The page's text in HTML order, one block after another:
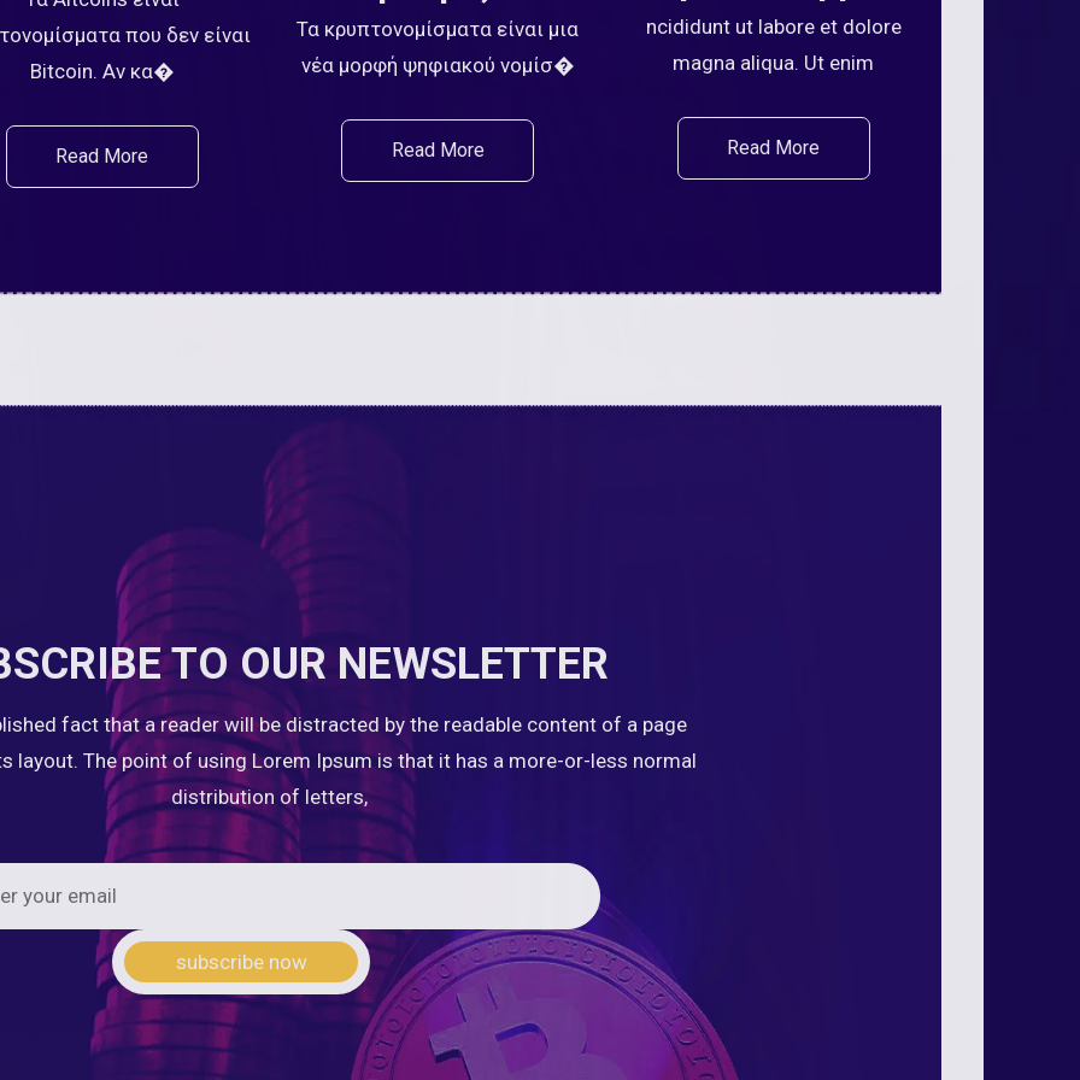
που δεν είναι
Bitcoin. Αν κα�
Read More
Τα κρυπτονομίσματα είναι μια
νέα μορφή ψηφιακού νομίσ�
Read More
ncididunt ut labore et dolore
magna aliqua. Ut enim
Read More
TO OUR NEWSLETTER
fact that a reader will be distracted by the readable content of a page
layout. The point of using Lorem Ipsum is that it has a more-or-less normal
distribution of letters,
subscribe now